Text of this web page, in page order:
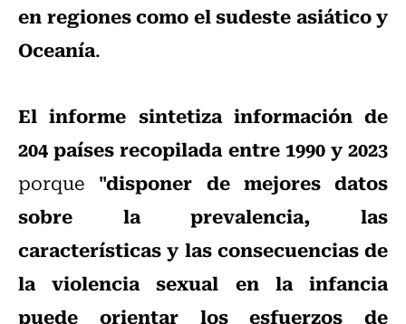
en regiones como el sudeste asiático y
Oceanía.
El informe sintetiza información de
204 países recopilada entre 1990 y 2023
porque "disponer de mejores datos
sobre la prevalencia, las
características y las consecuencias de
la violencia sexual en la infancia
puede orientar los esfuerzos de